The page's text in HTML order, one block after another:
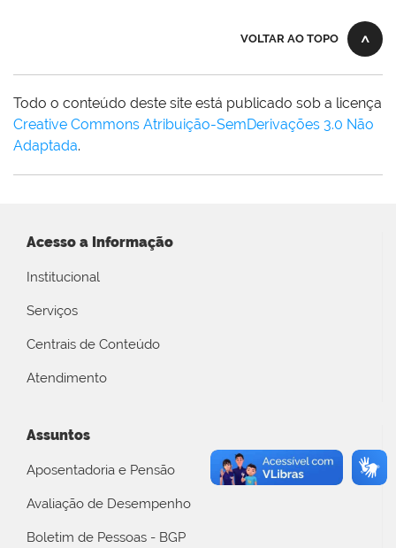
VOLTAR AO TOPO
Todo o conteúdo deste site está publicado sob a licença
Creative Commons Atribuição-SemDerivações 3.0 Não
Adaptada.
Acesso a Informação
Institucional
Serviços
Centrais de Conteúdo
Atendimento
Assuntos
Aposentadoria e Pensão
Avaliação de Desempenho
Boletim de Pessoas - BGP